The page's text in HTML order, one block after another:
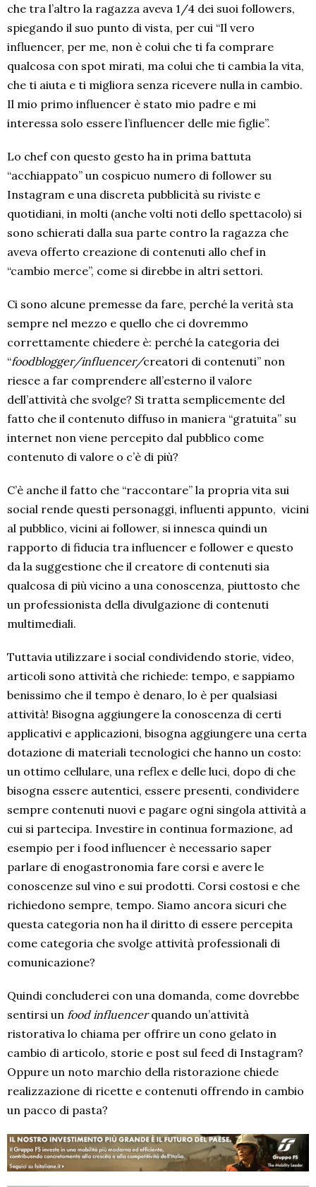
che tra l’altro la ragazza aveva 1/4 dei suoi followers,
spiegando il suo punto di vista, per cui “Il vero
influencer, per me, non è colui che ti fa comprare
qualcosa con spot mirati, ma colui che ti cambia la vita,
che ti aiuta e ti migliora senza ricevere nulla in cambio.
Il mio primo influencer è stato mio padre e mi
interessa solo essere l’influencer delle mie figlie”.
Lo chef con questo gesto ha in prima battuta
“acchiappato” un cospicuo numero di follower su
Instagram e una discreta pubblicità su riviste e
quotidiani, in molti (anche volti noti dello spettacolo) si
sono schierati dalla sua parte contro la ragazza che
aveva offerto creazione di contenuti allo chef in
“cambio merce”, come si direbbe in altri settori.
Ci sono alcune premesse da fare, perché la verità sta
sempre nel mezzo e quello che ci dovremmo
correttamente chiedere è: perché la categoria dei
“foodblogger/influencer/creatori di contenuti” non
riesce a far comprendere all’esterno il valore
dell’attività che svolge? Si tratta semplicemente del
fatto che il contenuto diffuso in maniera “gratuita” su
internet non viene percepito dal pubblico come
contenuto di valore o c’è di più?
C’è anche il fatto che “raccontare” la propria vita sui
social rende questi personaggi, influenti appunto, vicini
al pubblico, vicini ai follower, si innesca quindi un
rapporto di fiducia tra influencer e follower e questo
da la suggestione che il creatore di contenuti sia
qualcosa di più vicino a una conoscenza, piuttosto che
un professionista della divulgazione di contenuti
multimediali.
Tuttavia utilizzare i social condividendo storie, video,
articoli sono attività che richiede: tempo, e sappiamo
benissimo che il tempo è denaro, lo è per qualsiasi
attività! Bisogna aggiungere la conoscenza di certi
applicativi e applicazioni, bisogna aggiungere una certa
dotazione di materiali tecnologici che hanno un costo:
un ottimo cellulare, una reflex e delle luci, dopo di che
bisogna essere autentici, essere presenti, condividere
sempre contenuti nuovi e pagare ogni singola attività a
cui si partecipa. Investire in continua formazione, ad
esempio per i food influencer è necessario saper
parlare di enogastronomia fare corsi e avere le
conoscenze sul vino e sui prodotti. Corsi costosi e che
richiedono sempre, tempo. Siamo ancora sicuri che
questa categoria non ha il diritto di essere percepita
come categoria che svolge attività professionali di
comunicazione?
Quindi concluderei con una domanda, come dovrebbe
sentirsi un food influencerquando un’attività
ristorativa lo chiama per offrire un cono gelato in
cambio di articolo, storie e post sul feed di Instagram?
Oppure un noto marchio della ristorazione chiede
realizzazione di ricette e contenuti offrendo in cambio
un pacco di pasta?